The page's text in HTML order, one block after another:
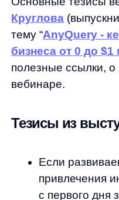
Тезисы из
Если развиваешь
привлечения
с первого дня
развития бизнеса
развивается без
Концепция анти-
заработал
до того, как